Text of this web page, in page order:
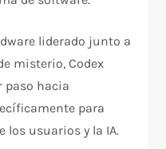
liderado junto a
misterio, Codex
paso hacia
para
los usuarios y la IA.